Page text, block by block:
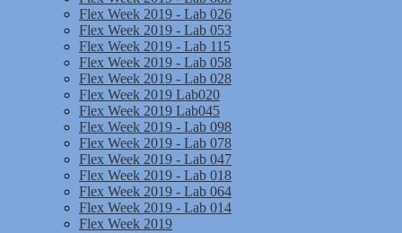
Flex Week 2019 - Lab 026
Flex Week 2019 - Lab 053
Flex Week 2019 - Lab 115
Flex Week 2019 - Lab 058
Flex Week 2019 - Lab 028
Flex Week 2019 Lab020
Flex Week 2019 Lab045
Flex Week 2019 - Lab 098
Flex Week 2019 - Lab 078
Flex Week 2019 - Lab 047
Flex Week 2019 - Lab 018
Flex Week 2019 - Lab 064
Flex Week 2019 - Lab 014
Flex Week 2019